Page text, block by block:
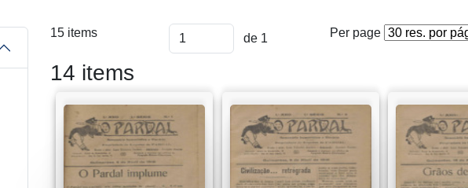
15 items de 1 Per page
14 items